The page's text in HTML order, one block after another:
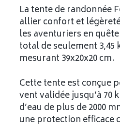
La tente de randonnée
allier confort et
les aventuriers en
total de seulement
mesurant 39x20x20 cm.
Cette tente est conçue
vent validée jusqu’à
d’eau de plus de 2000
une protection efficace